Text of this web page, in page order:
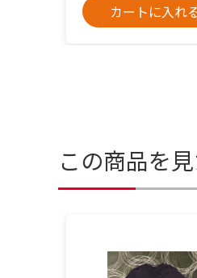
カートに入れ
この商品を